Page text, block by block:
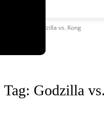
Godzilla vs. Kong
Tag: Godzilla